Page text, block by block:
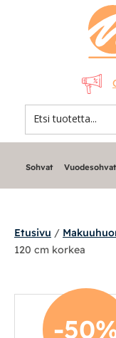
Nojatuolit
Sohvat Vuodesohvat
Etusivu /
120 cm korkea
-